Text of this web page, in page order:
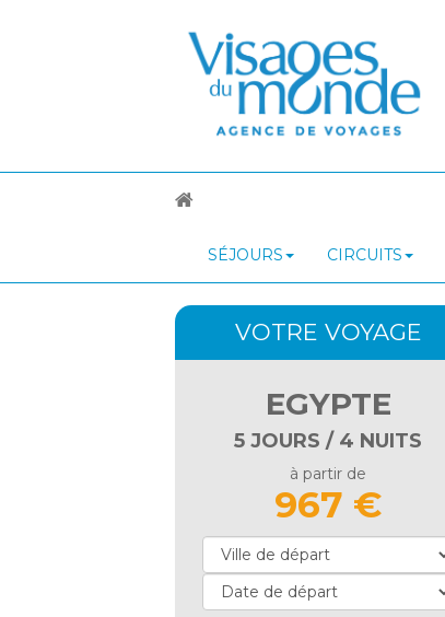
SÉJOURS CIRCUITS
VOTRE VOYAGE
EGYPTE
5 JOURS / 4 NUITS
à partir de
967 €